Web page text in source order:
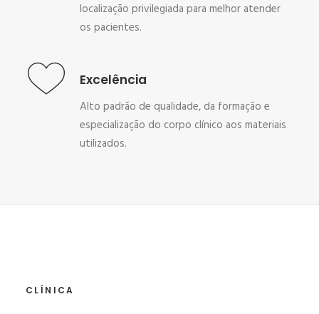
localização privilegiada para melhor atender
os pacientes.
Excelência
Alto padrão de qualidade, da formação e
especialização do corpo clínico aos materiais
utilizados.
CLÍNICA